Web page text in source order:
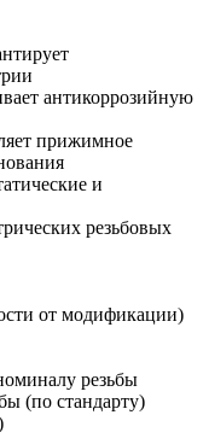
антикоррозийную
прижимное
и
резьбовых
от модификации)
резьбы
(по стандарту)